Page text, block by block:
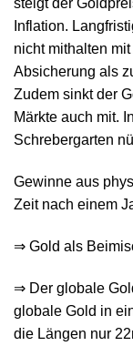
steigt der
Inflation.
nicht mithalten
Absicherung als
Zudem sinkt der
Märkte auch mit.
Schrebergarten
Gewinne aus
Zeit nach einem
⇒ Gold als
⇒ Der globale
globale Gold in
die Längen nur